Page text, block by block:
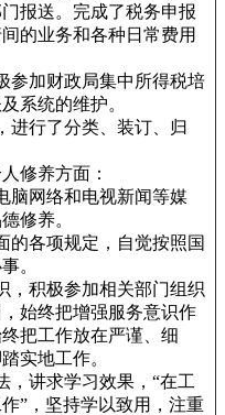
报送。完成了税务申报
的业务和各种日常费用
参加财政局集中所得税培
系统的维护。
行了分类、装订、归
修养方面：
脑网络和电视新闻等媒
修养。
各项规定，自觉按照国
。
积极参加相关部门组织
始终把增强服务意识作
把工作放在严谨、细
实地工作。
讲求学习效果，“在工
”，坚持学以致用，注重